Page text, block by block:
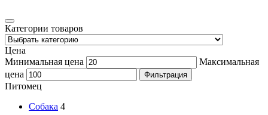
Категории товаров
Цена
Минимальная цена
Максимальная
цена
Фильтрация
Питомец
Собака 4